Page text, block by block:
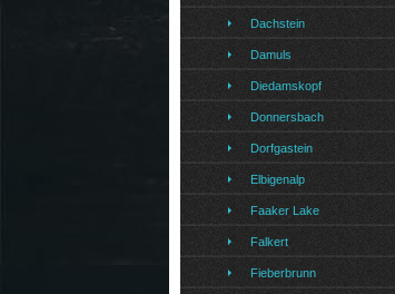
Dachstein
Damuls
Diedamskopf
Donnersbach
Dorfgastein
Elbigenalp
Faaker Lake
Falkert
Fieberbrunn